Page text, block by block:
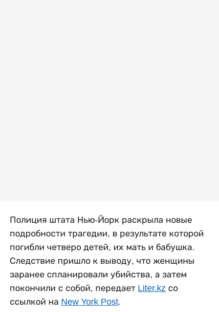
Полиция штата Нью-Йорк раскрыла новые
подробности трагедии, в результате которой
погибли четверо детей, их мать и бабушка.
Следствие пришло к выводу, что женщины
заранее спланировали убийства, а затем
покончили с собой, передает Liter.kz со
ссылкой на New York Post.